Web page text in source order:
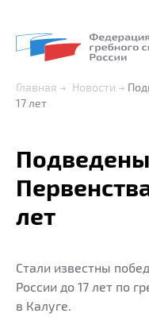
Главная Новости
17 лет
лет
Стали известны
России до 17 лет по
в Калуге.